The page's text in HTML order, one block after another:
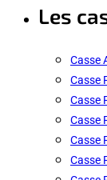
Les
Casse
Casse
Casse
Casse
Casse
Casse